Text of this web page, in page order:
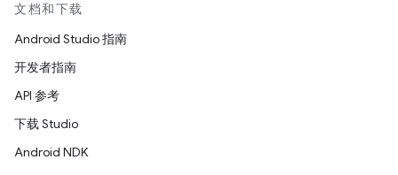
文档和下载
Android Studio 指南
开发者指南
API 参考
下载 Studio
Android NDK